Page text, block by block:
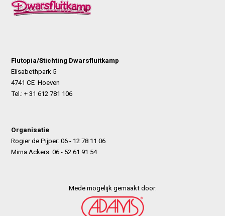
Flutopia/Stichting Dwarsfluitkamp
Elisabethpark 5
4741 CE Hoeven
Tel.: + 31 612 781 106
Organisatie
Rogier de Pijper: 06 - 12 78 11 06
Mirna Ackers: 06 - 52 61 91 54
Mede mogelijk gemaakt door: